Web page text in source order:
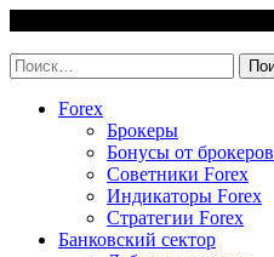
content
Найти:
Forex
Брокеры
Бонусы от брокеров
Советники Forex
Индикаторы Forex
Стратегии Forex
Банковский сектор